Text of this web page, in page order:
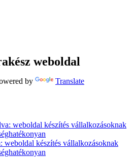
by
Translate
weboldal
weboldal készítés vállalkozásoknak